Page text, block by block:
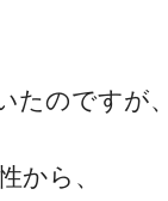
たのですが、
から、